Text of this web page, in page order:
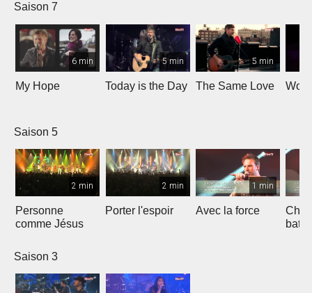
Saison 7
6 min
My Hope
5 min
Today is the Day
5 min
The Same Love
Saison 5
2 min
Personne
comme Jésus
2 min
Porter l'espoir
1 min
Avec la force
Saison 3